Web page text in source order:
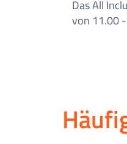
Das All
von 11.00